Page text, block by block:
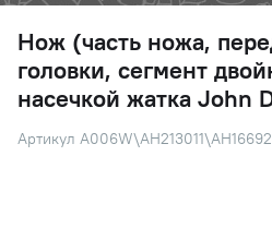
Нож (часть ножа,
головки, сегмент
насечкой жатка John
Артикул